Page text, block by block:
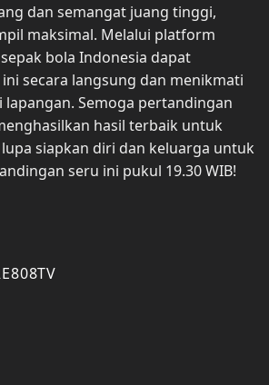
dan semangat juang tinggi,
maksimal. Melalui platform
bola Indonesia dapat
secara langsung dan menikmati
lapangan. Semoga pertandingan
hasil terbaik untuk
lupa siapkan diri dan keluarga untuk
seru ini pukul 19.30 WIB!